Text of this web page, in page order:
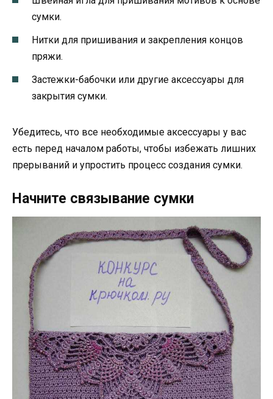
сумки.
Нитки для пришивания и закрепления концов
пряжи.
Застежки-бабочки или другие аксессуары для
закрытия сумки.
Убедитесь, что все необходимые аксессуары у вас
есть перед началом работы, чтобы избежать лишних
прерываний и упростить процесс создания сумки.
Начните связывание сумки